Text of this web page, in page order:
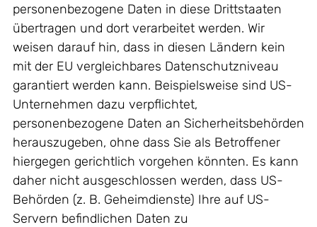
personenbezogene Daten in diese Drittstaaten
übertragen und dort verarbeitet werden. Wir
weisen darauf hin, dass in diesen Ländern kein
mit der EU vergleichbares Datenschutzniveau
garantiert werden kann. Beispielsweise sind US-
Unternehmen dazu verpflichtet,
personenbezogene Daten an Sicherheitsbehörden
herauszugeben, ohne dass Sie als Betroffener
hiergegen gerichtlich vorgehen könnten. Es kann
daher nicht ausgeschlossen werden, dass US-
Behörden (z. B. Geheimdienste) Ihre auf US-
Servern befindlichen Daten zu